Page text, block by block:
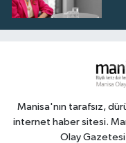
Manisa'nın tarafsız,
internet haber sitesi.
Olay